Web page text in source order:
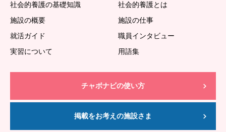
社会的養護の基礎知識
社会的養護とは
施設の概要
施設の仕事
就活ガイド
職員インタビュー
実習について
用語集
チャボナビの使い方
掲載をお考えの施設さま